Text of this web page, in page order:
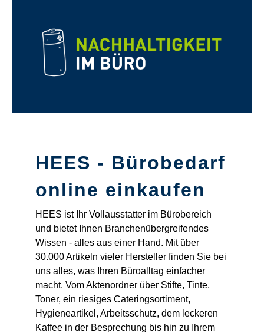
HEES - Bürobedarf
online einkaufen
HEES ist Ihr Vollausstatter im Bürobereich
und bietet Ihnen Branchenübergreifendes
Wissen - alles aus einer Hand. Mit über
30.000 Artikeln vieler Hersteller finden Sie bei
uns alles, was Ihren Büroalltag einfacher
macht. Vom Aktenordner über Stifte, Tinte,
Toner, ein riesiges Cateringsortiment,
Hygieneartikel, Arbeitsschutz, dem leckeren
Kaffee in der Besprechung bis hin zu Ihrem